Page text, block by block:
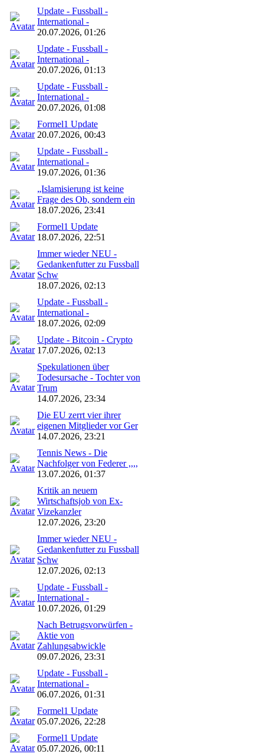
Update - Fussball -
International -
20.07.2026, 01:26
Update - Fussball -
International -
20.07.2026, 01:13
Update - Fussball -
International -
20.07.2026, 01:08
Formel1 Update
20.07.2026, 00:43
Update - Fussball -
International -
19.07.2026, 01:36
„Islamisierung ist keine
Frage des Ob, sondern ein
18.07.2026, 23:41
Formel1 Update
18.07.2026, 22:51
Immer wieder NEU -
Gedankenfutter zu Fussball
Schw
18.07.2026, 02:13
Update - Fussball -
International -
18.07.2026, 02:09
Update - Bitcoin - Crypto
17.07.2026, 02:13
Spekulationen über
Todesursache - Tochter von
Trum
14.07.2026, 23:34
Die EU zerrt vier ihrer
eigenen Mitglieder vor Ger
14.07.2026, 23:21
Tennis News - Die
Nachfolger von Federer ,,,,
13.07.2026, 01:37
Kritik an neuem
Wirtschaftsjob von Ex-
Vizekanzler
12.07.2026, 23:20
Immer wieder NEU -
Gedankenfutter zu Fussball
Schw
12.07.2026, 02:13
Update - Fussball -
International -
10.07.2026, 01:29
Nach Betrugsvorwürfen -
Aktie von
Zahlungsabwickle
09.07.2026, 23:31
Update - Fussball -
International -
06.07.2026, 01:31
Formel1 Update
05.07.2026, 22:28
Formel1 Update
05.07.2026, 00:11